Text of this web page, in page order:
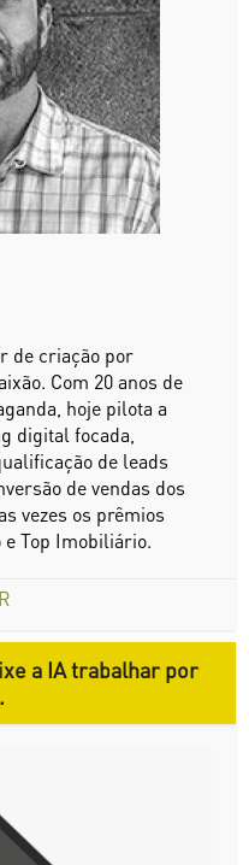
de criação por
Com 20 anos de
hoje pilota a
digital focada,
de leads
de vendas dos
vezes os prêmios
Top Imobiliário.
a IA trabalhar por